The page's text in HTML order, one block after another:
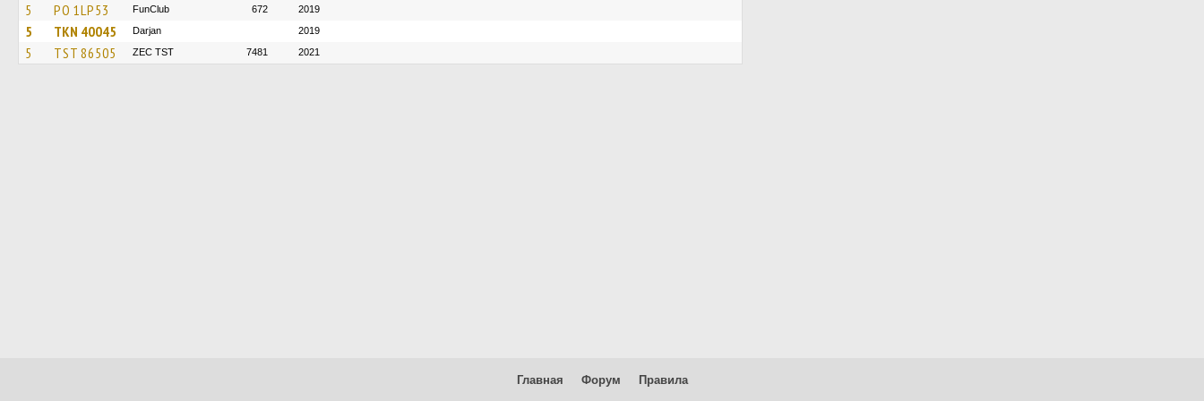
5 PO 1LP53 FunClub 672 2019
5 TKN 40045 Darjan 2019
5 TST 86505 ZEC TST 7481 2021
Главная Форум Правила